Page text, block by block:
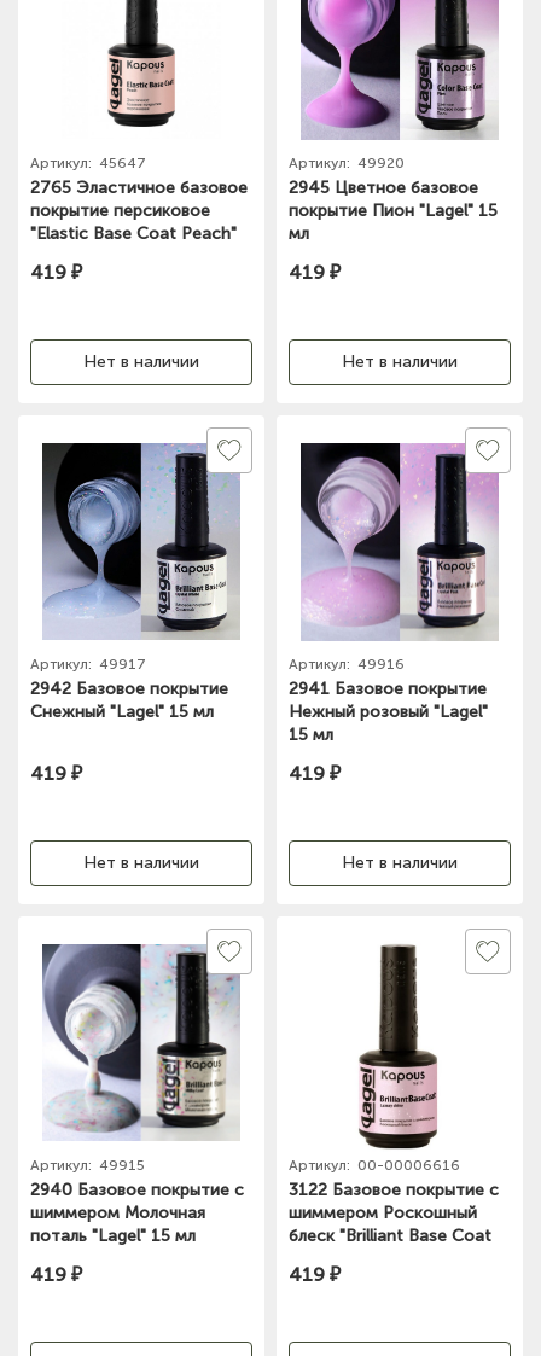
Артикул: 45647
2765 Эластичное базовое
покрытие персиковое
"Elastic Base Coat Peach"
419 ₽
Нет в наличии
Артикул: 49920
2945 Цветное базовое
покрытие Пион "Lagel" 15
мл
419 ₽
Нет в наличии
Артикул: 49917
2942 Базовое покрытие
Снежный "Lagel" 15 мл
419 ₽
Нет в наличии
Артикул: 49916
2941 Базовое покрытие
Нежный розовый "Lagel"
15 мл
419 ₽
Нет в наличии
Артикул: 49915
2940 Базовое покрытие с
шиммером Молочная
поталь "Lagel" 15 мл
419 ₽
Артикул: 00-00006616
3122 Базовое покрытие с
шиммером Роскошный
блеск "Brilliant Base Coat
419 ₽